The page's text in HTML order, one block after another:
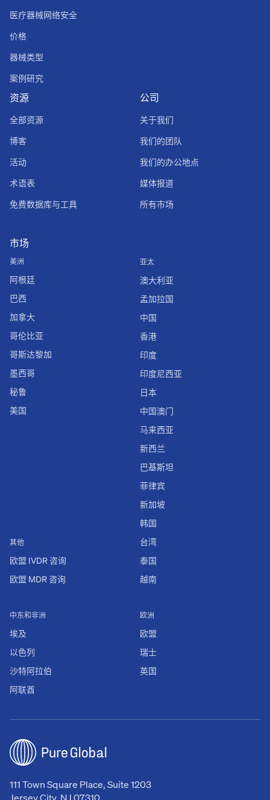
111 Town Square Place, Suite 1203
医疗器械网络安全
价格
器械类型
案例研究
资源
全部资源
博客
活动
术语表
免费数据库与工具
公司
关于我们
我们的团队
我们的办公地点
媒体报道
所有市场
市场
美洲
阿根廷
巴西
加拿大
哥伦比亚
哥斯达黎加
墨西哥
秘鲁
美国
其他
欧盟 IVDR 咨询
欧盟 MDR 咨询
欧洲
欧盟
瑞士
英国
中东和非洲
埃及
以色列
沙特阿拉伯
阿联酋
亚太
澳大利亚
孟加拉国
中国
香港
印度
印度尼西亚
日本
中国澳门
马来西亚
新西兰
巴基斯坦
菲律宾
新加坡
韩国
台湾
泰国
越南